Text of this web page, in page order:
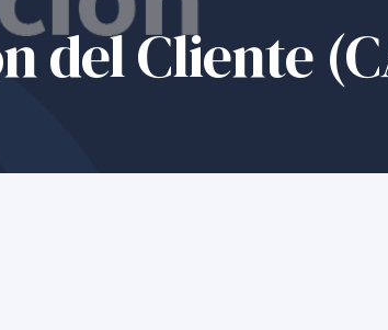
del Cliente